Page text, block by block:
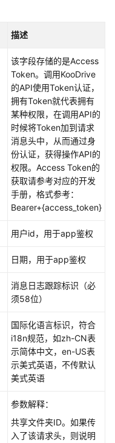
描述
该字段存储的是Access
Token。调用KooDrive
的API使用Token认证，
拥有Token就代表拥有
某种权限，在调用API的
时候将Token加到请求
消息头中，从而通过身
份认证，获得操作API的
权限。Access Token的
获取请参考对应的开发
手册，格式参考：
Bearer+{access_token}
用户id，用于app鉴权
日期，用于app鉴权
消息日志跟踪标识（必
须58位）
国际化语言标识，符合
i18n规范，如zh-CN表
示简体中文，en-US表
示美式英语，不传默认
美式英语
参数解释：
共享文件夹ID。如果传
入了该请求头，则说明